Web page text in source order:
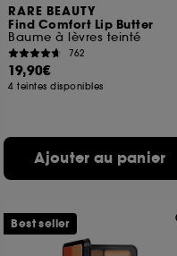
RARE BEAUTY
Find Comfort Lip Butter
Baume à lèvres teinté
762
19,90€
4 teintes disponibles
Ajouter au panier
Best seller